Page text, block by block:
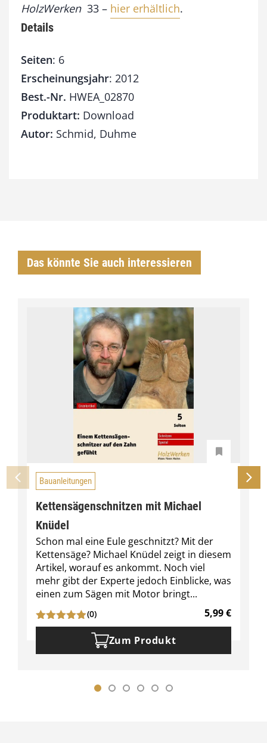
h
k
M
e
n
g
e
HolzWerken 33 – hier erhältlich.
Details
Seiten: 6
Erscheinungsjahr: 2012
Best.-Nr. HWEA_02870
Produktart: Download
Autor: Schmid, Duhme
Das könnte Sie auch interessieren
Bauanleitungen
Kettensägenschnitzen mit Michael
Knüdel
Schon mal eine Eule geschnitzt? Mit der
Kettensäge? Michael Knüdel zeigt in diesem
Artikel, worauf es ankommt. Noch viel
mehr gibt der Experte jedoch Einblicke, was
einen zum Sägen mit Motor bringt...
(0) 5,99€
Zum Produkt